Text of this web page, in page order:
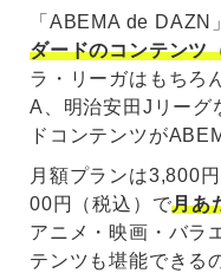
「ABEMA de DAZN
ダードのコンテンツ
ラ・リーガはもちろ
A、明治安田Jリーグ
ドコンテンツが
月額プランは3,800
00円（税込）で月あ
アニメ・映画・バラ
テンツも堪能できる